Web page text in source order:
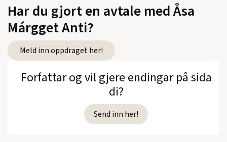
Har du gjort en avtale med Åsa
Márgget Anti?
Meld inn oppdraget her!
Forfattar og vil gjere endingar på sida
di?
Send inn her!